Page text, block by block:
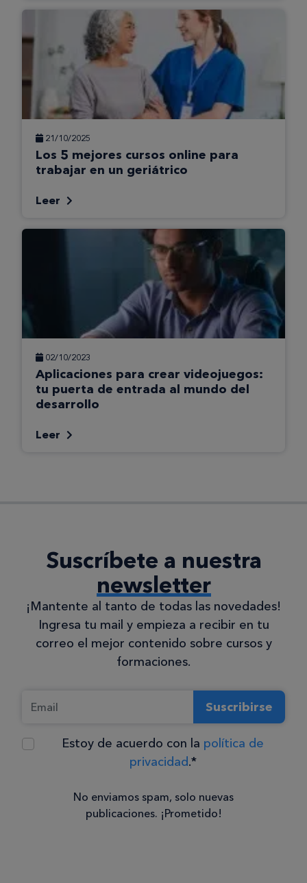
21/10/2025
Los 5 mejores cursos online para
trabajar en un geriátrico
Leer
02/10/2023
Aplicaciones para crear videojuegos:
tu puerta de entrada al mundo del
desarrollo
Leer
Suscríbete a nuestra
newsletter
¡Mantente al tanto de todas las novedades!
Ingresa tu mail y empieza a recibir en tu
correo el mejor contenido sobre cursos y
formaciones.
Suscribirse
Estoy de acuerdo con la política de
privacidad.*
Consentimiento
No enviamos spam, solo nuevas
publicaciones. ¡Prometido!